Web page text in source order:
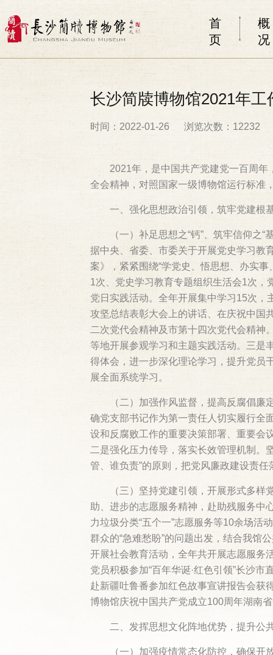
首
页
概
况
长沙简牍博物馆2021年
时间：2022-01-26 浏览次数：12232
2021年，是中国共产党建党一百周年
全会精神，对照国家一级博物馆运行标准
一、强化思想政治引领，筑牢党建根
（一）补足思想之“钙”、筑牢信仰
据中央、省委、市委关于开展党史学习教
案》，紧紧围绕“学党史、悟思想、办实
1次、党史学习教育专题组织生活会1次
党日实践活动。全年开展集中学习15次
攻坚总结表彰大会上的讲话、在庆祝中国
二次党代会精神及市第十四次党代会精神
等地开展参观学习和主题实践活动。三是
得体会，进一步深化理论学习，提升党员
展全面系统学习。
（二）加强作风监督，提高反腐倡
确党支部书记作为第一责任人切实履行全
设和反腐败工作的重要决策部署、重要会
二是强化压力传导，落实长效管理机制。
管、谁负责”的原则，把党风廉政建设责
（三）坚持党建引领，开展形式多
助、进步的志愿服务精神，赴助残服务中
力垃圾分类“五个一”志愿服务等10余场活
群众的“急难愁盼”的问题出发，结合我馆
开展社会教育活动，全年共开展志愿服务
党员积极参加“百年华诞·红色引领”长沙
赴新疆吐鲁番参加红色故事宣讲报告会
博物馆庆祝中国共产党成立100周年湖南
二、发挥思想文化阵地优势，提升公
（一）加强疫情常态化防控，确保